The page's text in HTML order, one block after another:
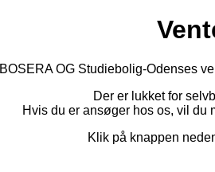
BOSERA OG Studiebolig-Odenses
Der er lukket for
Hvis du er ansøger hos os, vil du
Klik på knappen